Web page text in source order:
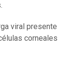
viral